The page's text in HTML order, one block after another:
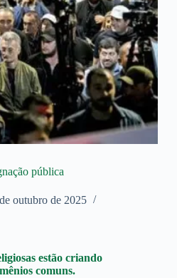
pública
outubro de 2025
estão criando
comuns.